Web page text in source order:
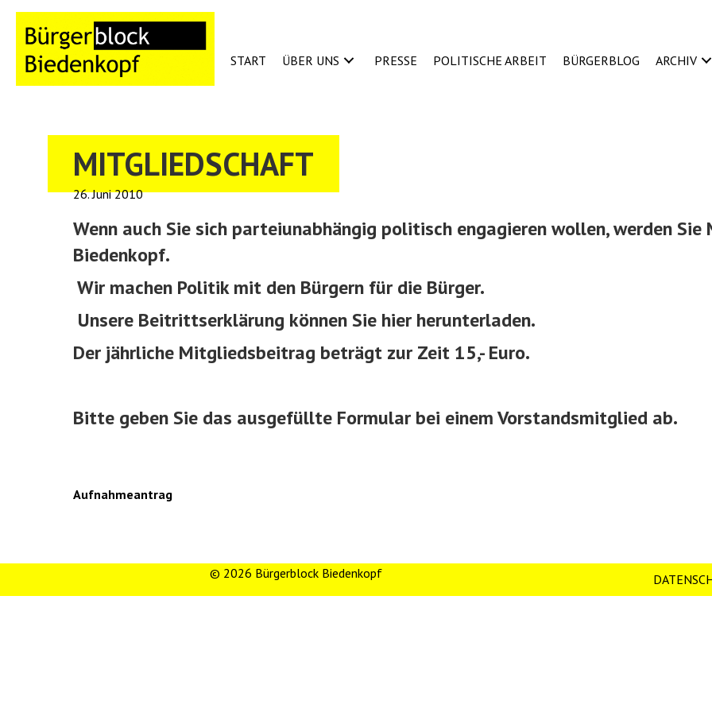
START ÜBER UNS PRESSE POLITISCHE ARBEIT BÜRGERBLOG ARCHIV
MITGLIEDSCHAFT
26. Juni 2010
Wenn auch Sie sich parteiunabhängig politisch engagieren wollen, werden
Biedenkopf.
Wir machen Politik mit den Bürgern für die Bürger.
Unsere Beitrittserklärung können Sie hier herunterladen.
Der jährliche Mitgliedsbeitrag beträgt zur Zeit 15,- Euro.
Bitte geben Sie das ausgefüllte Formular bei einem Vorstandsmitglied ab.
Aufnahmeantrag
© 2026 Bürgerblock Biedenkopf